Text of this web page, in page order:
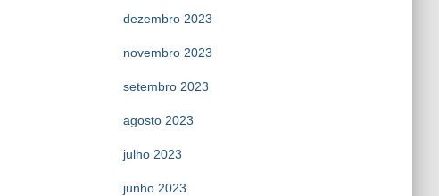
dezembro 2023
novembro 2023
setembro 2023
agosto 2023
julho 2023
junho 2023